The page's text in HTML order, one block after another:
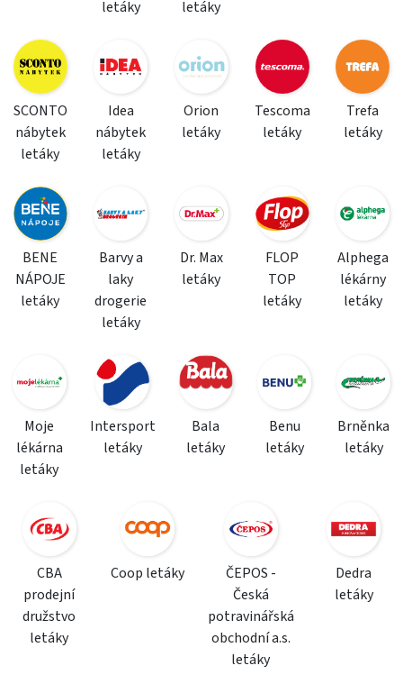
letáky
letáky
SCONTO
nábytek
letáky
Idea
nábytek
letáky
Orion
letáky
Tescoma
letáky
Trefa
letáky
BENE
NÁPOJE
letáky
Barvy a
laky
drogerie
letáky
Dr. Max
letáky
FLOP
TOP
letáky
Alphega
lékárny
letáky
Moje
lékárna
letáky
Intersport
letáky
Bala
letáky
Benu
letáky
Brněnka
letáky
CBA
prodejní
družstvo
letáky
Coop letáky
ČEPOS -
Česká
potravinářská
obchodní a.s.
letáky
Dedra
letáky